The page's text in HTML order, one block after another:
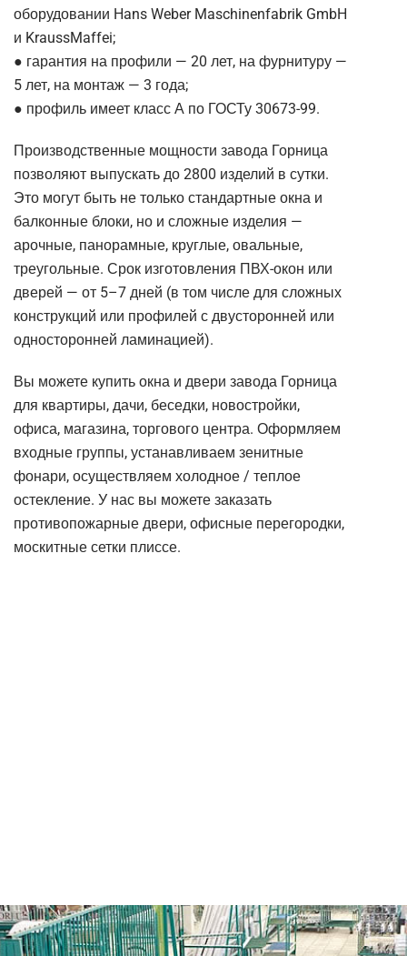
оборудовании Hans Weber Maschinenfabrik GmbH
и KraussMaffei;
● гарантия на профили — 20 лет, на фурнитуру —
5 лет, на монтаж — 3 года;
● профиль имеет класс А по ГОСТу 30673-99.
Производственные мощности завода Горница
позволяют выпускать до 2800 изделий в сутки.
Это могут быть не только стандартные окна и
балконные блоки, но и сложные изделия —
арочные, панорамные, круглые, овальные,
треугольные. Срок изготовления ПВХ-окон или
дверей — от 5–7 дней (в том числе для сложных
конструкций или профилей с двусторонней или
односторонней ламинацией).
Вы можете купить окна и двери завода Горница
для квартиры, дачи, беседки, новостройки,
офиса, магазина, торгового центра. Оформляем
входные группы, устанавливаем зенитные
фонари, осуществляем холодное / теплое
остекление. У нас вы можете заказать
противопожарные двери, офисные перегородки,
москитные сетки плиссе.